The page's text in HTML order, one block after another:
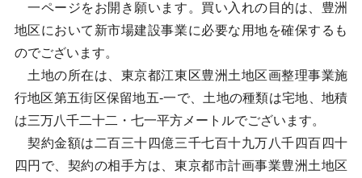
一ページをお開き願います。買い入れの目的は、豊洲
地区において新市場建設事業に必要な用地を確保するも
のでございます。
土地の所在は、東京都江東区豊洲土地区画整理事業施
行地区第五街区保留地五-一で、土地の種類は宅地、地積
は三万八千二十二・七一平方メートルでございます。
契約金額は二百三十四億三千七百十九万八千四百四十
四円で、契約の相手方は、東京都市計画事業豊洲土地区